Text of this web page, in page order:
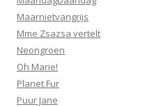
Maarnietvangrijs
Mme Zsazsa vertelt
Neongroen
Oh Marie!
Planet Fur
Puur Jane